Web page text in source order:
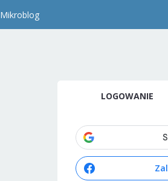
Mikroblog
LOGOWANIE